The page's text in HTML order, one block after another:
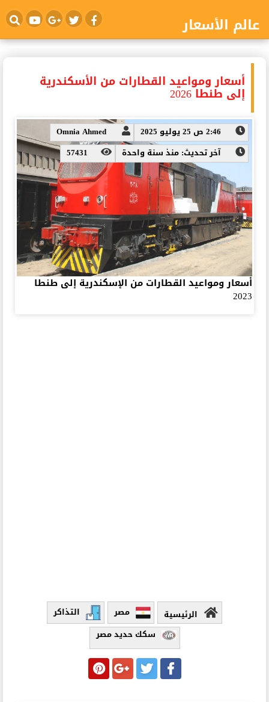
عالم الأسعار
أسعار ومواعيد القطارات من الأسكندرية
إلى طنطا 2026
2:46 ص 25 يوليو 2025
Omnia Ahmed
آخر تحديث: منذ سنة واحدة
57431
أسعار ومواعيد القطارات من الإسكندرية إلى طنطا
2023
الرئيسية مصر
التذاكر
سكك حديد مصر